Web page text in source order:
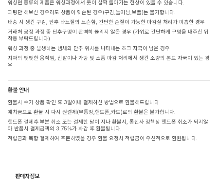
워싱면 종류의 제품은 워싱과정에서 옷이 살짝 돌아가는 현상이 있을 수 있습니다.
피팅만 해보신 경우라도 상품이 훼손된 경우(구김,늘어남,보풀)는 불가합니다.
배송 시 생긴 구김, 단추 바느질의 느슨함, 간단한 손질이 가능한 마감실 처리가 미흡한 경우
거래처 공정 과정 중 단추구멍이 완벽히 뚫리지 않은 경우 (가위로 간단하게 구멍을 내주신 뒤
착용 부탁드립니다)
워싱 과정 중 발생하는 냄새와 단추 위치를 나타내는 초크 자국이 남은 경우
지퍼의 뻣뻣한 움직임, 신발이나 가방 및 소품 마감 처리에서 생긴 소량의 본드 자국이 있는 경
우
환불 안내
환불시 수거 상품 확인 후 3일이내 결제하신 방법으로 환불해드립니다
예치금으로 환불 시 다시 원결제(무통장,핸드폰,카드)로의 환불은 불가합니다.
핸드폰 결제후 부분 취소 또는 결제한 달이 지나 환불시, 통신사 정책상 핸드폰 취소가 되지않
아 반품시 결제금액의 3.75%가 차감 후 환불됩니다.
적립금과 복합 결제하여 주문하였을 경우 환불 요청시 적립금이 우선적으로 환원됩니다.
판매자정보